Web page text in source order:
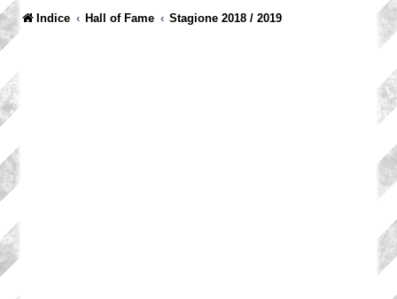
Indice Hall of Fame Stagione 2018 / 2019